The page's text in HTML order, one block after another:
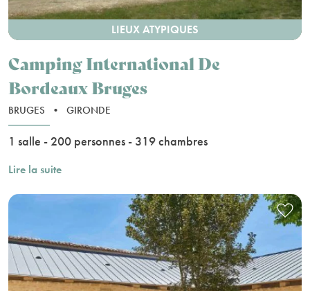
LIEUX ATYPIQUES
Camping International De
Bordeaux Bruges
BRUGES • GIRONDE
1 salle - 200 personnes - 319 chambres
Lire la suite